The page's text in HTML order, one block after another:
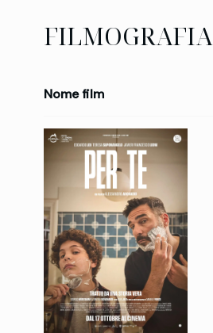
FILMOGRAFIA
Nome film